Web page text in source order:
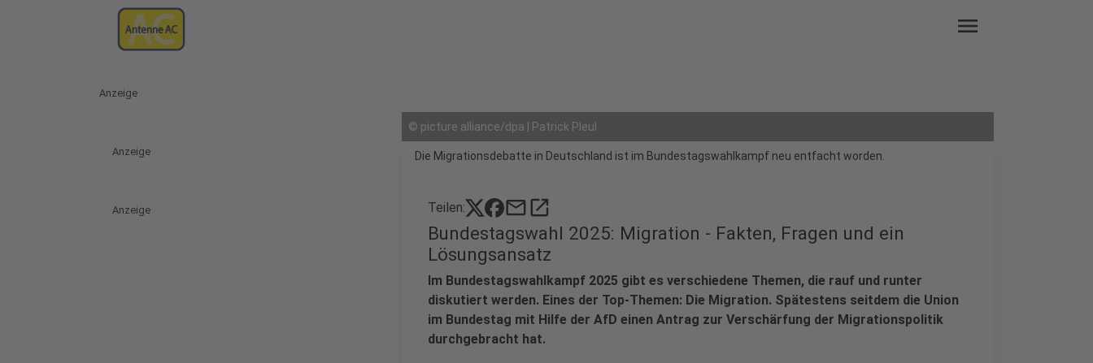
menu
Anzeige
Anzeige
Anzeige
© picture alliance/dpa | Patrick Pleul
Die Migrationsdebatte in Deutschland ist im Bundestagswahlkampf neu entfacht worden.
Teilen: mailopen_in_new
Bundestagswahl 2025: Migration - Fakten, Fragen und ein
Lösungsansatz
Im Bundestagswahlkampf 2025 gibt es verschiedene Themen, die rauf und runter
diskutiert werden. Eines der Top-Themen: Die Migration. Spätestens seitdem die Union
im Bundestag mit Hilfe der AfD einen Antrag zur Verschärfung der Migrationspolitik
durchgebracht hat.